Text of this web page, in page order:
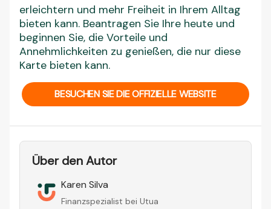
erleichtern und mehr Freiheit in Ihrem Alltag
bieten kann. Beantragen Sie Ihre heute und
beginnen Sie, die Vorteile und
Annehmlichkeiten zu genießen, die nur diese
Karte bieten kann.
BESUCHEN SIE DIE OFFIZIELLE WEBSITE
Über den Autor
Karen Silva
Finanzspezialist bei Utua